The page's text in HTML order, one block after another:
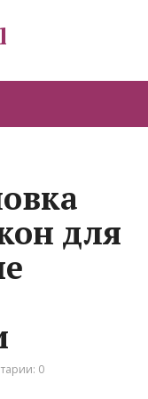
для
0